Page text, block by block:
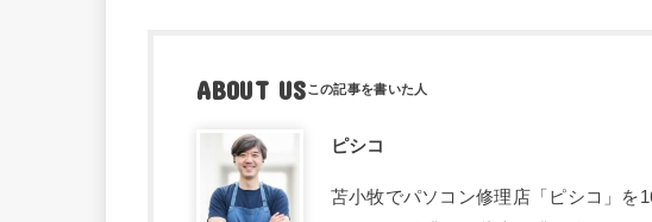
ABOUT US
ピシコ
苫小牧でパソコン修理店「ピシコ」を